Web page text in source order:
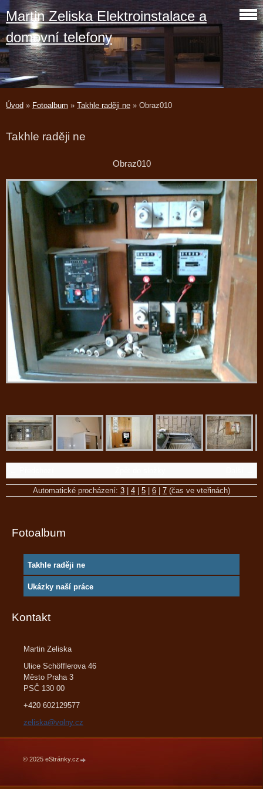
Martin Zeliska Elektroinstalace a
domovní telefony
Úvod » Fotoalbum » Takhle raději ne » Obraz010
Takhle raději ne
Obraz010
Automatické procházení: 3 4 5 6 7 (čas ve vteřinách)
Fotoalbum
Takhle raději ne
Ukázky naší práce
Kontakt
Martin Zeliska
Ulice Schöfflerova 46
Město Praha 3
PSČ 130 00
+420 602129577
zeliska@volny.cz
© 2025 eStránky.cz